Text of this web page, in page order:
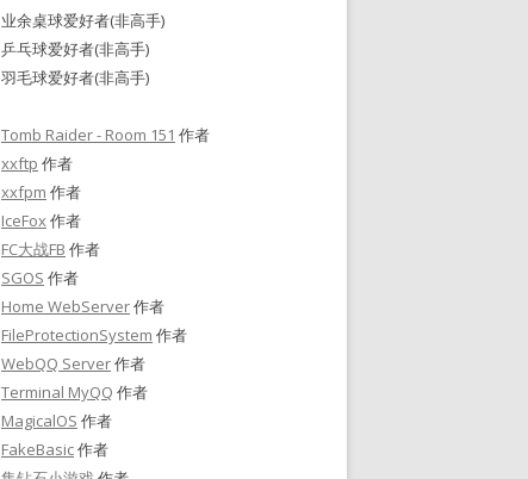
业余桌球爱好者(非高手)
乒乓球爱好者(非高手)
羽毛球爱好者(非高手)
Tomb Raider - Room 151 作者
xxftp 作者
xxfpm 作者
IceFox作者
FC大战FB 作者
SGOS 作者
Home WebServer作者
FileProtectionSystem 作者
WebQQ Server作者
Terminal MyQQ 作者
MagicalOS 作者
FakeBasic作者